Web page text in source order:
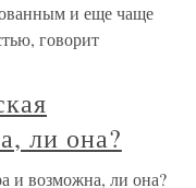
и еще чаще
говорит
ли она?
и возможна, ли она?